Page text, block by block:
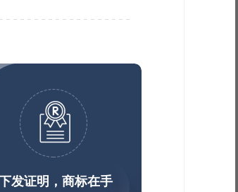
发证明，商标在手